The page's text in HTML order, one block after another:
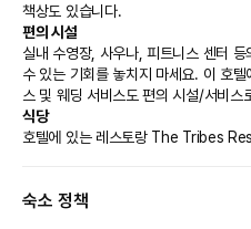
책상도 있습니다.
편의 시설
실내 수영장, 사우나, 피트니스 센터
수 있는 기회를 놓치지 마세요. 이 호
스 및 웨딩 서비스도 편의 시설/서비스
식당
호텔에 있는 레스토랑 The Tribes
실 수 있어요. 아침 식사(풀 브렉퍼스
숙소 정책